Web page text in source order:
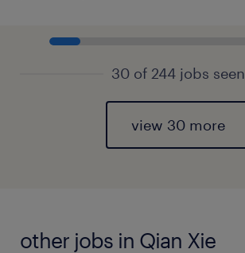
30 of 244 jobs seen
view 30 more
other jobs in Qian Xie